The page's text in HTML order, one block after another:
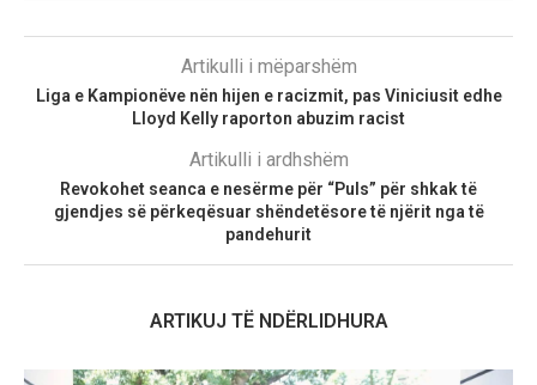
Artikulli i mëparshëm
Liga e Kampionëve nën hijen e racizmit, pas Viniciusit edhe
Lloyd Kelly raporton abuzim racist
Artikulli i ardhshëm
Revokohet seanca e nesërme për “Puls” për shkak të
gjendjes së përkeqësuar shëndetësore të njërit nga të
pandehurit
ARTIKUJ TË NDËRLIDHURA